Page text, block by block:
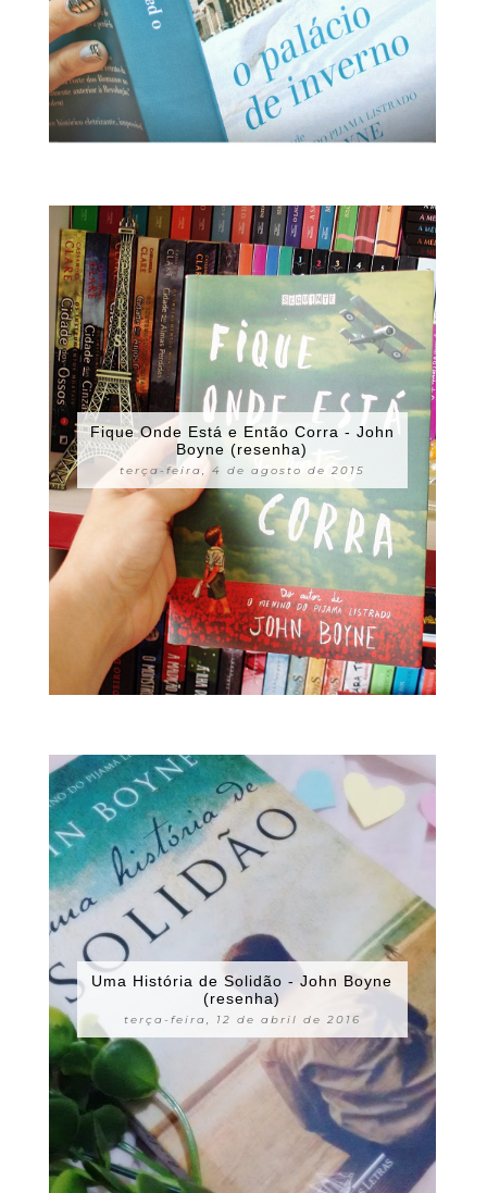
Fique Onde Está e Então Corra - John
Boyne (resenha)
terça-feira, 4 de agosto de 2015
Uma História de Solidão - John Boyne
(resenha)
terça-feira, 12 de abril de 2016